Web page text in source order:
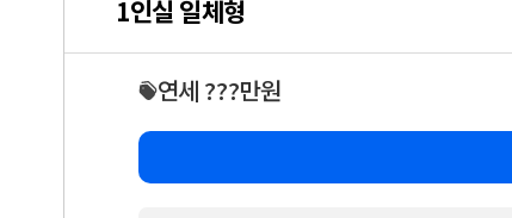
1인실 일체형
연세 ???만원